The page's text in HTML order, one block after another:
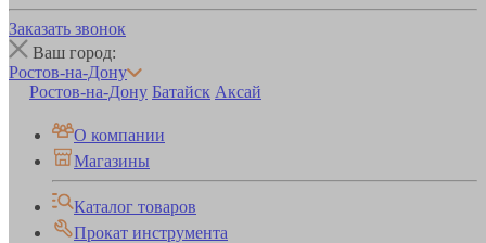
Заказать звонок
Ваш город:
Ростов-на-Дону
Ростов-на-Дону Батайск Аксай
О компании
Магазины
Каталог товаров
Прокат инструмента